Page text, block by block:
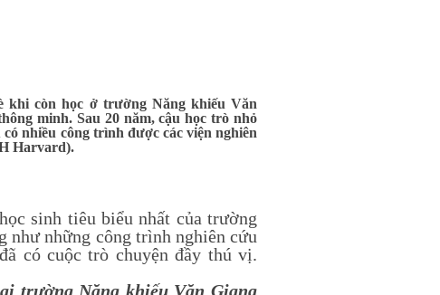
khi còn học ở trường Năng khiếu Văn
minh. Sau 20 năm, cậu học trò nhỏ
nhiều công trình được các viện nghiên
Harvard).
sinh tiêu biểu nhất của trường
như những công trình nghiên cứu
có cuộc trò chuyện đầy thú vị.
trường Năng khiếu Văn Giang